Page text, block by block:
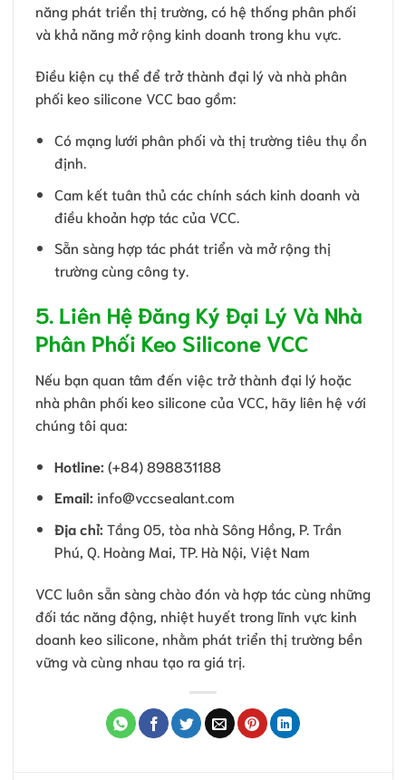
năng phát triển thị trường, có hệ thống phân phối
và khả năng mở rộng kinh doanh trong khu vực.
Điều kiện cụ thể để trở thành đại lý và nhà phân
phối keo silicone VCC bao gồm:
Có mạng lưới phân phối và thị trường tiêu thụ ổn
định.
Cam kết tuân thủ các chính sách kinh doanh và
điều khoản hợp tác của VCC.
Sẵn sàng hợp tác phát triển và mở rộng thị
trường cùng công ty.
5. Liên Hệ Đăng Ký Đại Lý Và Nhà
Phân Phối Keo Silicone VCC
Nếu bạn quan tâm đến việc trở thành đại lý hoặc
nhà phân phối keo silicone của VCC, hãy liên hệ với
chúng tôi qua:
Hotline: (+84) 898831188
Email: info@vccsealant.com
Địa chỉ: Tầng 05, tòa nhà Sông Hồng, P. Trần
Phú, Q. Hoàng Mai, TP. Hà Nội, Việt Nam
VCC luôn sẵn sàng chào đón và hợp tác cùng những
đối tác năng động, nhiệt huyết trong lĩnh vực kinh
doanh keo silicone, nhằm phát triển thị trường bền
vững và cùng nhau tạo ra giá trị.